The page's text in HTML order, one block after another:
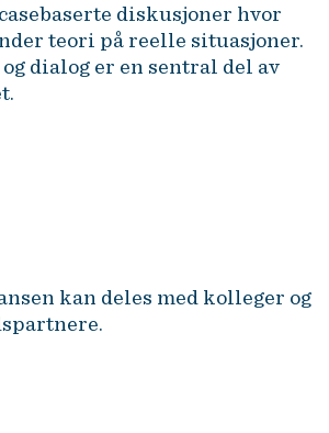
diskusjoner hvor
teori på reelle situasjoner.
dialog er en sentral del av
kan deles med kolleger og